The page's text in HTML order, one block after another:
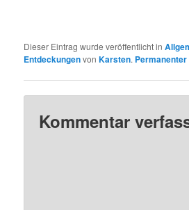
Dieser Eintrag wurde veröffentlicht in
EntdeckungenvonKarsten.
Kommentar